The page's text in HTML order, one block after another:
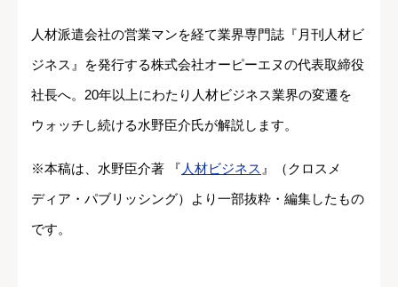
人材派遣会社の営業マンを経て業界専門誌『月刊人材ビ
ジネス』を発行する株式会社オーピーエヌの代表取締役
社長へ。20年以上にわたり人材ビジネス業界の変遷を
ウォッチし続ける水野臣介氏が解説します。
※本稿は、水野臣介著 『 人材ビジネス 』（クロスメ
ディア・パブリッシング）より一部抜粋・編集したもの
です。